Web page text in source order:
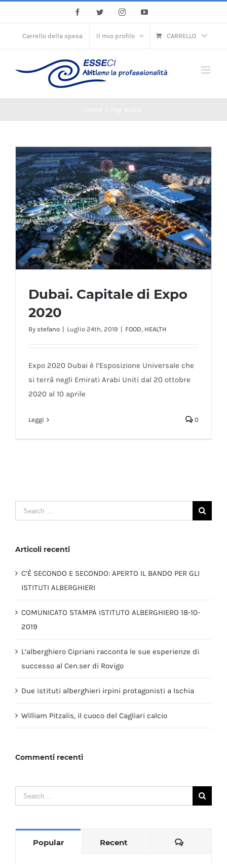
content
FacebookTwitter InstagramYouTube
Carrello della spesa Il mio profilo CARRELLO
Dubai. Capitale di Expo
2020
By stefano | Luglio 24th, 2019 | FOOD, HEALTH
Expo 2020 Dubai è l’Esposizione Universale che
si terrà negli Emirati Arabi Uniti dal 20 ottobre
2020 al 10 aprile
Leggi 0
Search
for:
Articoli recenti
C’È SECONDO E SECONDO: APERTO IL BANDO PER GLI
ISTITUTI ALBERGHIERI
COMUNICATO STAMPA ISTITUTO ALBERGHIERO 18-10-
2019
L’alberghiero Cipriani racconta le sue esperienze di
successo al Cen.ser di Rovigo
Due istituti alberghieri irpini protagonisti a Ischia
William Pitzalis, il cuoco del Cagliari calcio
Commenti recenti
Search
for:
Popular Recent Comments